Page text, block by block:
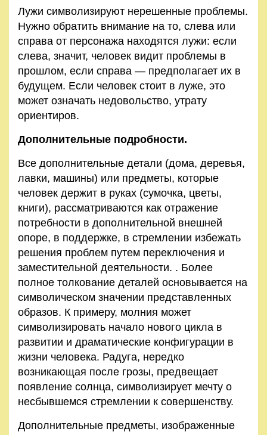
Лужи символизируют нерешенные проблемы.
Нужно обратить внимание на то, слева или
справа от персонажа находятся лужи: если
слева, значит, человек видит проблемы в
прошлом, если справа — предполагает их в
будущем. Если человек стоит в луже, это
может означать недовольство, утрату
ориентиров.
Дополнительные подробности.
Все дополнительные детали (дома, деревья,
лавки, машины) или предметы, которые
человек держит в руках (сумочка, цветы,
книги), рассматриваются как отражение
потребности в дополнительной внешней
опоре, в поддержке, в стремлении избежать
решения проблем путем переключения и
заместительной деятельности. . Более
полное толкование деталей основывается на
символическом значении представленных
образов. К примеру, молния может
символизировать начало нового цикла в
развитии и драматические конфигурации в
жизни человека. Радуга, нередко
возникающая после грозы, предвещает
появление солнца, символизирует мечту о
несбывшемся стремлении к совершенству.
Дополнительные предметы, изображенные